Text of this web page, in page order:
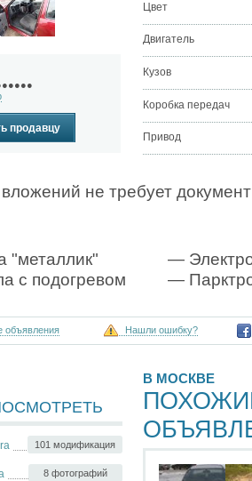
продавцу
Цвет
Двигатель
Кузов
Коробка передач
Привод
не требует
"металлик"
с подогревом
—
—
объявления Нашли ошибку?
101 модификация
8 фотографий
В МОСКВЕ